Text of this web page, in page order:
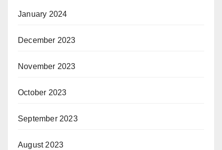
January 2024
December 2023
November 2023
October 2023
September 2023
August 2023